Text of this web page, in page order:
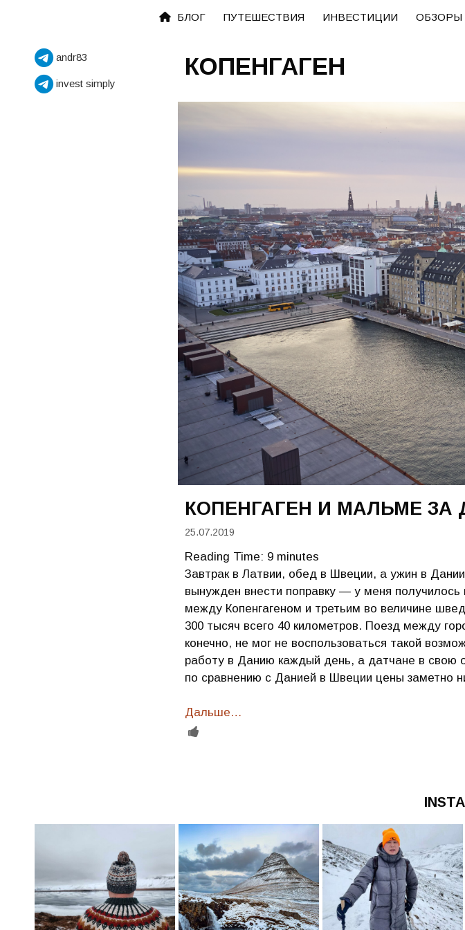
БЛОГ ПУТЕШЕСТВИЯ ИНВЕСТИЦИИ ОБЗОРЫ
КОПЕНГАГЕН
КОПЕНГАГЕН И МАЛЬМЕ ЗА
25.07.2019
Reading Time: 9 minutes
Завтрак в Латвии, обед в Швеции, а ужин в
вынужден внести поправку — у меня
между Копенгагеном и третьим во величине
300 тысяч всего 40 километров. Поезд между
конечно, не мог не воспользоваться такой
работу в Данию каждый день, а датчане в свою
по сравнению с Данией в Швеции цены заметно
Дальше…
andr83
invest simply